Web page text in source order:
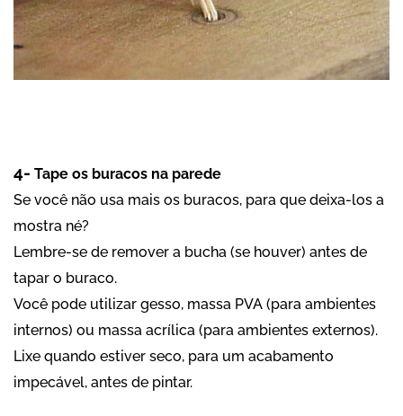
4- Tape os buracos na parede
Se você não usa mais os buracos, para que deixa-los a
mostra né?
Lembre-se de remover a bucha (se houver) antes de
tapar o buraco.
Você pode utilizar gesso, massa PVA (para ambientes
internos) ou massa acrílica (para ambientes externos).
Lixe quando estiver seco, para um acabamento
impecável, antes de pintar.